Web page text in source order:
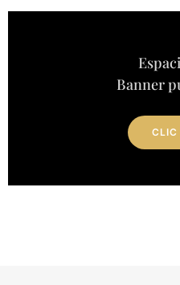
Banner
CLIC